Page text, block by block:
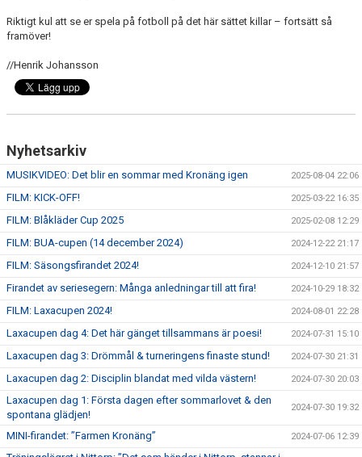
Riktigt kul att se er spela på fotboll på det här sättet killar – fortsätt så
framöver!
//Henrik Johansson
Nyhetsarkiv
MUSIKVIDEO: Det blir en sommar med Kronäng igen 2025-08-04 22:06
FILM: KICK-OFF! 2025-03-22 16:35
FILM: Blåkläder Cup 2025 2025-02-08 12:29
FILM: BUA-cupen (14 december 2024) 2024-12-22 21:17
FILM: Säsongsfirandet 2024! 2024-12-10 21:57
Firandet av seriesegern: Många anledningar till att fira! 2024-10-29 18:32
FILM: Laxacupen 2024! 2024-08-01 22:28
Laxacupen dag 4: Det här gänget tillsammans är poesi! 2024-07-31 15:10
Laxacupen dag 3: Drömmål & turneringens finaste stund! 2024-07-30 21:31
Laxacupen dag 2: Disciplin blandat med vilda västern! 2024-07-30 20:03
Laxacupen dag 1: Första dagen efter sommarlovet & den
spontana glädjen!
2024-07-30 19:32
MINI-firandet: ”Farmen Kronäng” 2024-07-06 12:39